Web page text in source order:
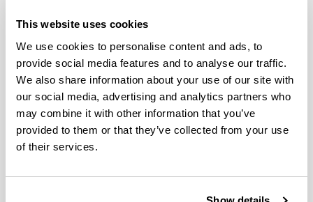
This website uses cookies
We use cookies to personalise content and ads, to
provide social media features and to analyse our traffic.
We also share information about your use of our site with
our social media, advertising and analytics partners who
may combine it with other information that you’ve
provided to them or that they’ve collected from your use
of their services.
al espíritu innovador
Treelogic convoca anualmente estos
premios con el objetivo de reconocer,
estimular y difundir la iniciativa
innovadora de los estudiantes
universitarios.
05/02/2014